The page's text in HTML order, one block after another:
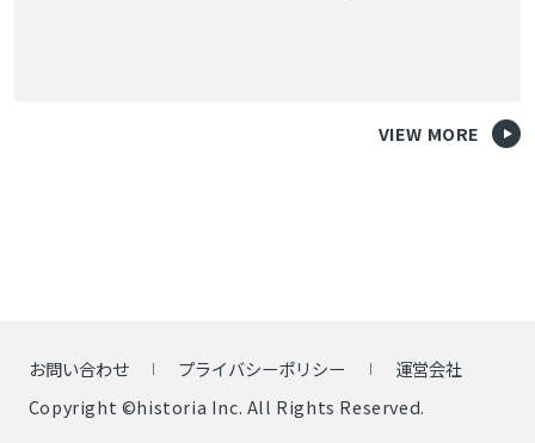
VIEW MORE
お問い合わせ プライバシーポリシー
運営会社
Copyright ©historia Inc. All Rights Reserved.